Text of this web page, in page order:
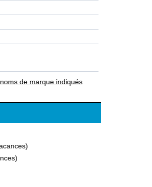
de marque indiqués